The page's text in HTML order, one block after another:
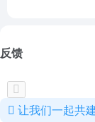
反馈
让我们一起共